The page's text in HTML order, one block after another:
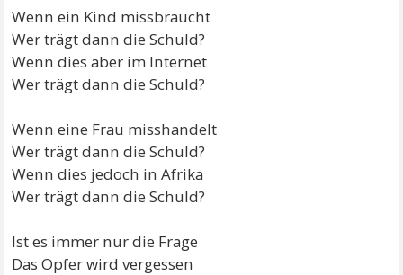
Wenn ein Kind missbraucht
Wer trägt dann die Schuld?
Wenn dies aber im Internet
Wer trägt dann die Schuld?
Wenn eine Frau misshandelt
Wer trägt dann die Schuld?
Wenn dies jedoch in Afrika
Wer trägt dann die Schuld?
Ist es immer nur die Frage
Das Opfer wird vergessen